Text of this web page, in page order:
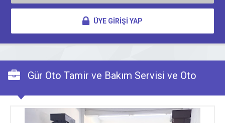
ÜYE GİRİŞİ YAP
Gür Oto Tamir ve Bakım Servisi ve Oto
Elektrikçi